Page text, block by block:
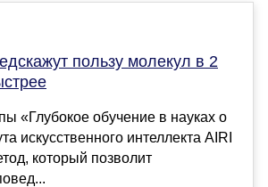
пользу молекул в 2
«Глубокое обучение в науках о
искусственного интеллекта AIRI
который позволит